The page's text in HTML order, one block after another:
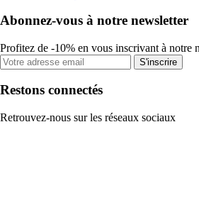
Abonnez-vous à notre newsletter
Profitez de -10% en vous inscrivant à notre
S'inscrire
Restons connectés
Retrouvez-nous sur les réseaux sociaux